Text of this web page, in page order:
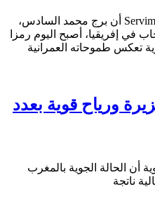
ذكرت وسيلة الإعلام الإسبانية Servimedia أن برج محمد السادس،
إفريقيا، أصبح اليوم رمزا
تعكس طموحاته العمرانية
ورياح قوية بعدد
أن الحالة الجوية بالمغرب
ناتجة